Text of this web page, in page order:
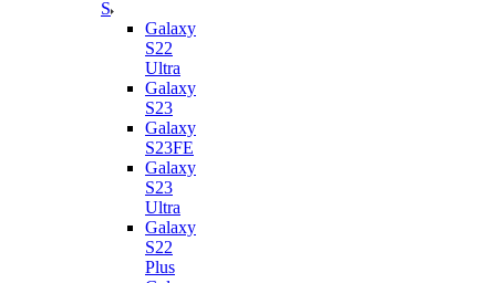
S
Galaxy
S22
Ultra
Galaxy
S23
Galaxy
S23FE
Galaxy
S23
Ultra
Galaxy
S22
Plus